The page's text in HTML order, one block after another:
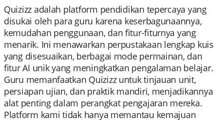
Quizizz adalah platform pendidikan tepercaya yang
disukai oleh para guru karena keserbagunaannya,
kemudahan penggunaan, dan fitur-fiturnya yang
menarik. Ini menawarkan perpustakaan lengkap kuis
yang disesuaikan, berbagai mode permainan, dan
fitur AI unik yang meningkatkan pengalaman belajar.
Guru memanfaatkan Quizizz untuk tinjauan unit,
persiapan ujian, dan praktik mandiri, menjadikannya
alat penting dalam perangkat pengajaran mereka.
Platform kami tidak hanya memantau kemajuan